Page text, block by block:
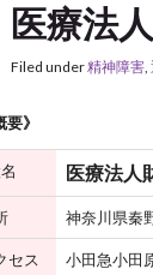
医療法
Filed under精神障害,
要》
医療法人
神奈川県秦
セス 小田急小田